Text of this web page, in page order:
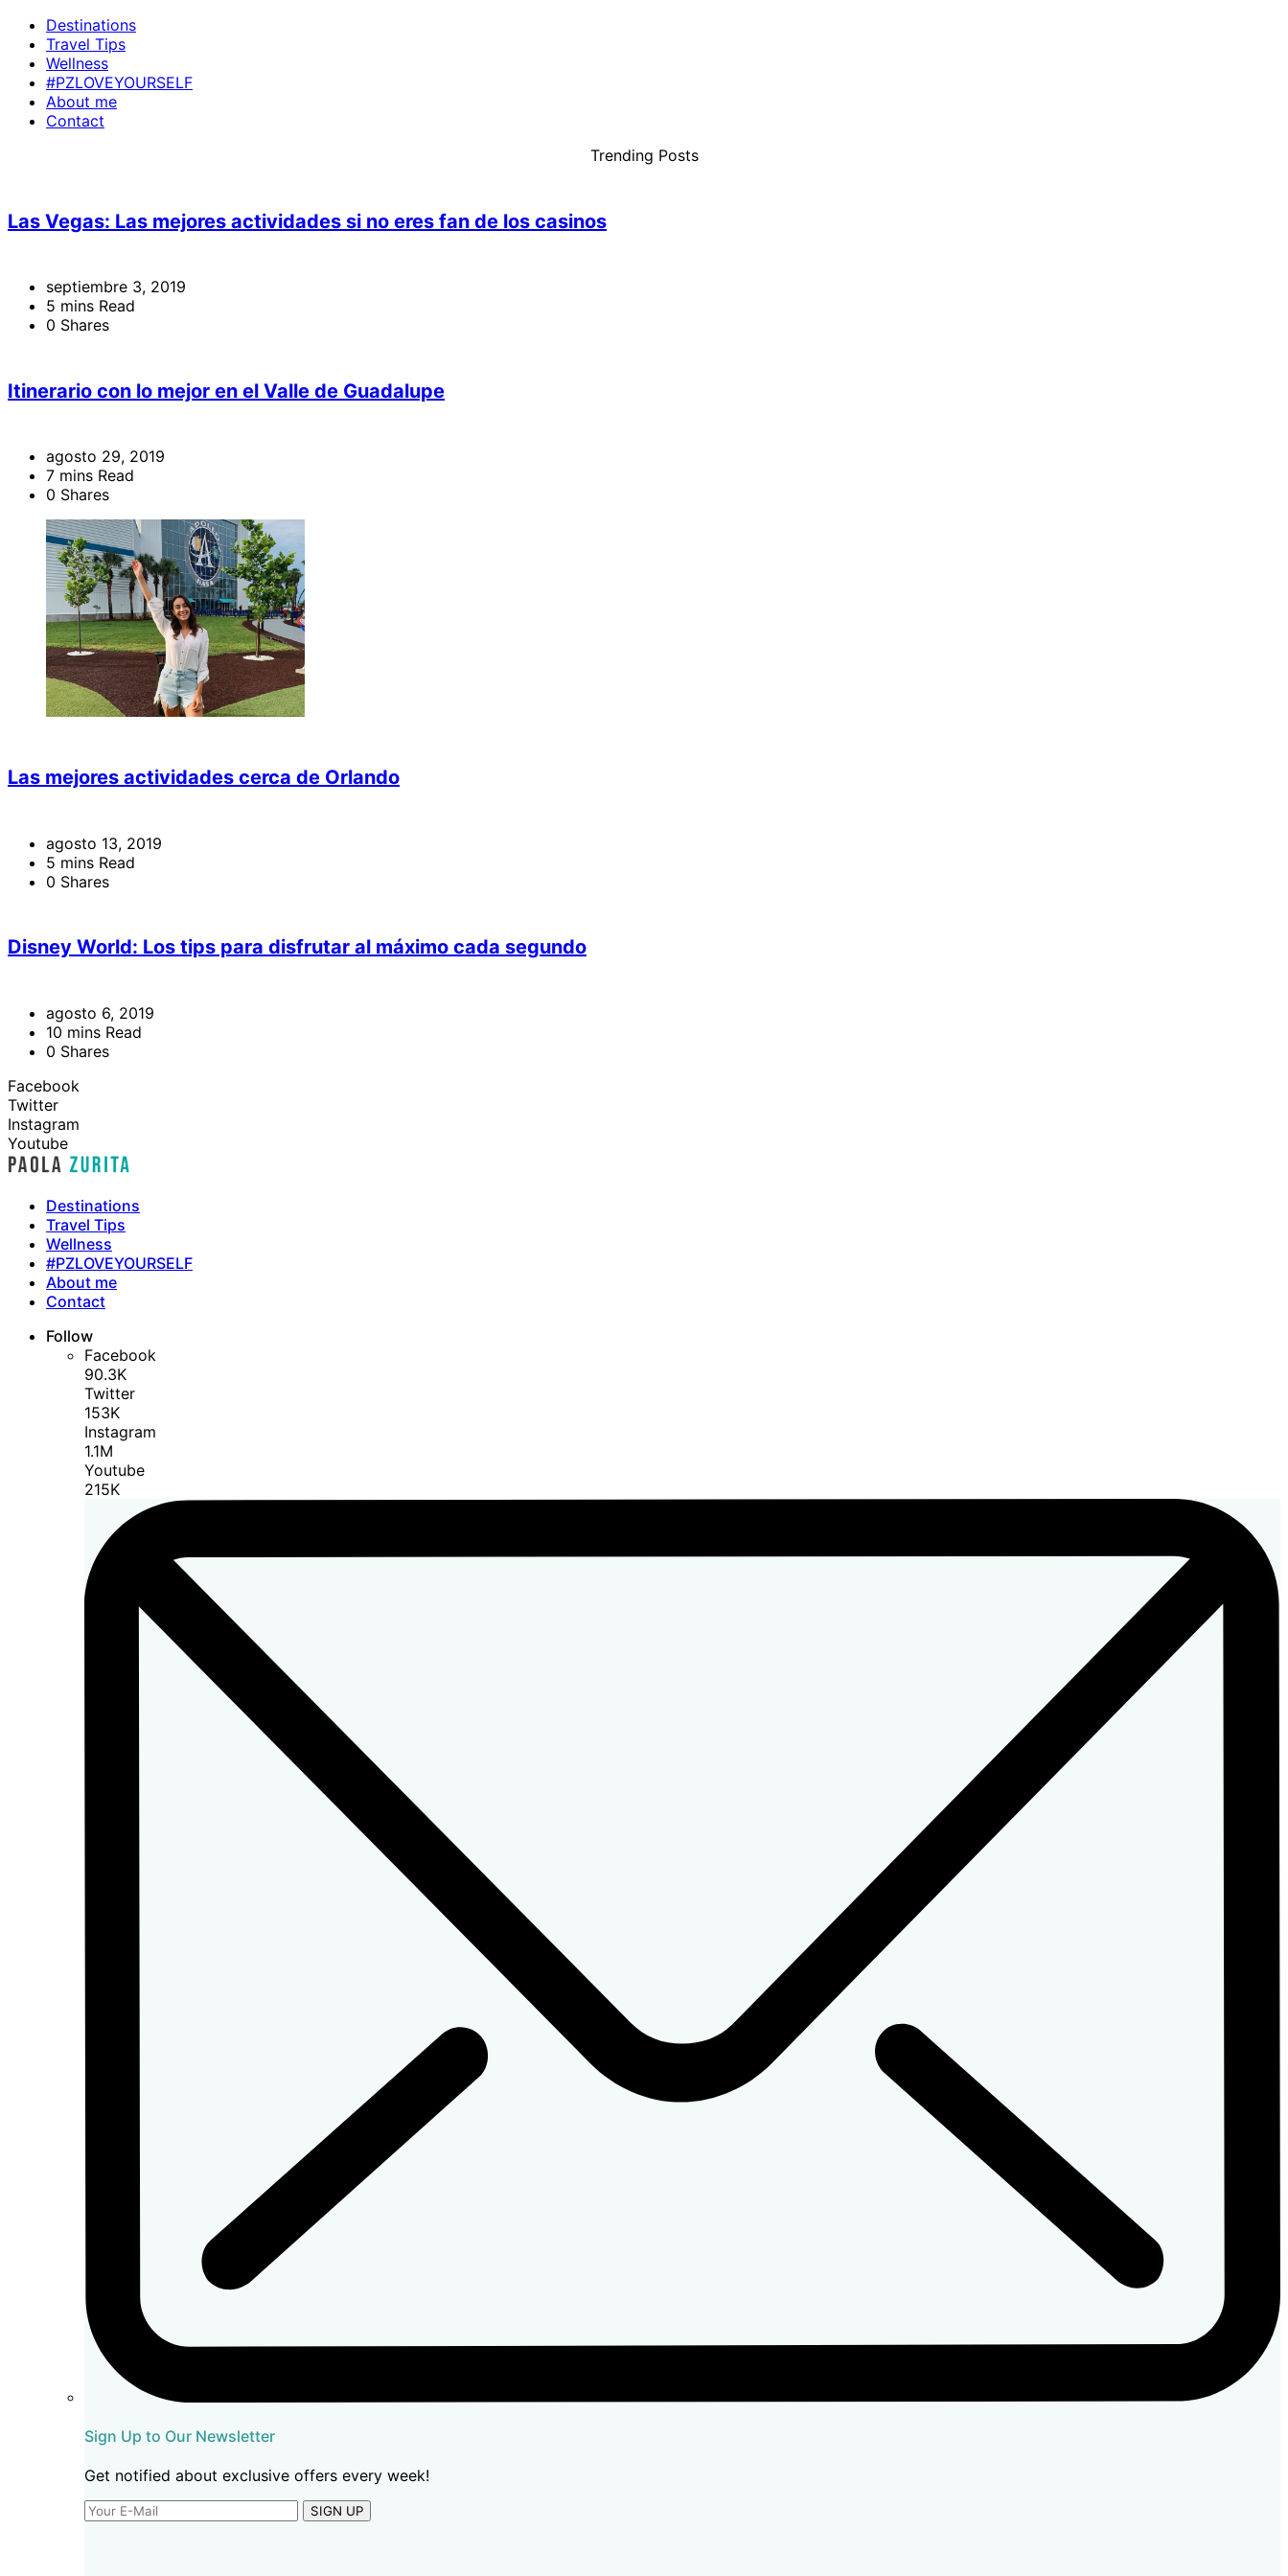
Destinations
Travel Tips
Wellness
#PZLOVEYOURSELF
About me
Contact
Trending Posts
Las Vegas: Las mejores actividades si no eres fan de los casinos
septiembre 3, 2019
5 mins Read
0 Shares
Itinerario con lo mejor en el Valle de Guadalupe
agosto 29, 2019
7 mins Read
0 Shares
Las mejores actividades cerca de Orlando
agosto 13, 2019
5 mins Read
0 Shares
Disney World: Los tips para disfrutar al máximo cada segundo
agosto 6, 2019
10 mins Read
0 Shares
Facebook
Twitter
Instagram
Youtube
Destinations
Travel Tips
Wellness
#PZLOVEYOURSELF
About me
Contact
Follow
Facebook
90.3K
Twitter
153K
Instagram
1.1M
Youtube
215K
Sign Up to Our Newsletter
Get notified about exclusive offers every week!
SIGN UP